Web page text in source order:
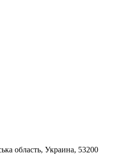
область, Украина, 53200